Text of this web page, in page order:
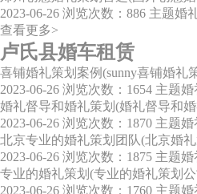
2023-06-26 浏览次数：886 主题婚
查看更多>
卢氏县婚车租赁
喜铺婚礼策划案例(sunny喜铺婚礼
2023-06-26 浏览次数：1654 主题婚
婚礼督导和婚礼策划(婚礼督导和
2023-06-26 浏览次数：1870 主题婚
北京专业的婚礼策划团队(北京婚
2023-06-26 浏览次数：1875 主题婚
专业的婚礼策划(专业的婚礼策划
2023-06-26 浏览次数：1760 主题婚